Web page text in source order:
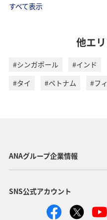
すべて表示
他エ
#シンガポール #インド
#タイ
#ベトナム #フ
ANAグループ企業情報
SNS公式アカウント